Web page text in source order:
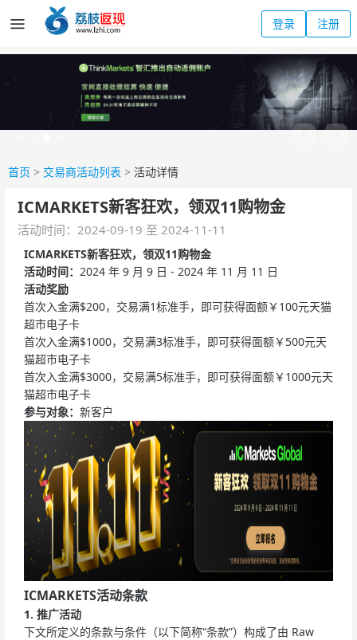
登录 注册
首页 > 交易商活动列表 > 活动详情
ICMARKETS新客狂欢，领双11购物金
活动时间：2024-09-19 至 2024-11-11
ICMARKETS新客狂欢，领双11购物金
活动时间： 2024 年 9 月 9 日 - 2024 年 11 月 11 日
活动奖励
首次入金满$200，交易满1标准手，即可获得面额￥100元天猫
超市电子卡
首次入金满$1000，交易满3标准手，即可获得面额￥500元天
猫超市电子卡
首次入金满$3000，交易满5标准手，即可获得面额￥1000元天
猫超市电子卡
参与对象： 新客户
ICMARKETS活动条款
1. 推广活动
下文所定义的条款与条件（以下简称“条款”）构成了由 Raw